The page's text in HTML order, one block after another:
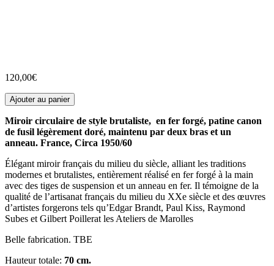
120,00€
Ajouter au panier
Miroir circulaire de style brutaliste, en fer forgé, patine canon
de fusil légèrement doré, maintenu par deux bras et un
anneau. France, Circa 1950/60
Élégant miroir français du milieu du siècle, alliant les traditions
modernes et brutalistes, entièrement réalisé en fer forgé à la main
avec des tiges de suspension et un anneau en fer. Il témoigne de la
qualité de l’artisanat français du milieu du XXe siècle et des œuvres
d’artistes forgerons tels qu’Edgar Brandt, Paul Kiss, Raymond
Subes et Gilbert Poillerat les Ateliers de Marolles
Belle fabrication. TBE
Hauteur totale: 70 cm.